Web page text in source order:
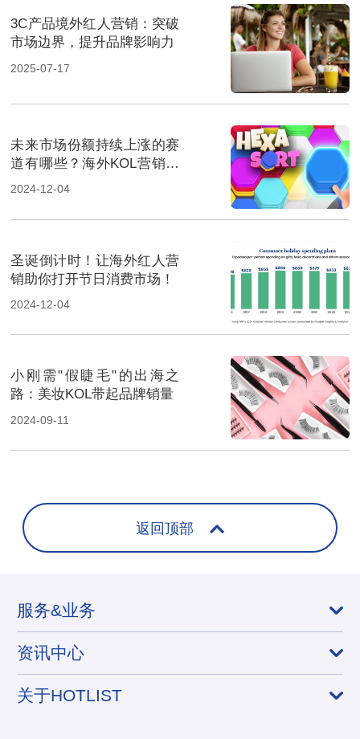
3C产品境外红人营销：突破
市场边界，提升品牌影响力
2025-07-17
未来市场份额持续上涨的赛
道有哪些？海外KOL营销榜
上有名
2024-12-04
圣诞倒计时！让海外红人营
销助你打开节日消费市场！
2024-12-04
小刚需"假睫毛"的出海之
路：美妆KOL带起品牌销量
2024-09-11
返回顶部
服务&业务
资讯中心
关于HOTLIST